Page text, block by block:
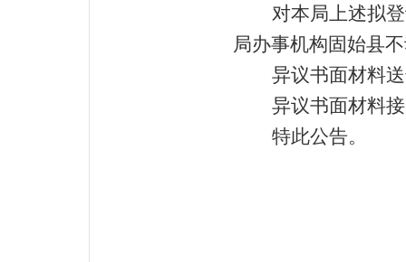
对本局上述拟
局办事机构固始县
异议书面材料
异议书面材料
特此公告。